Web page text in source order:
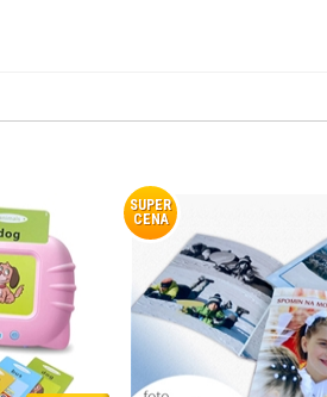
SUPER
CENA